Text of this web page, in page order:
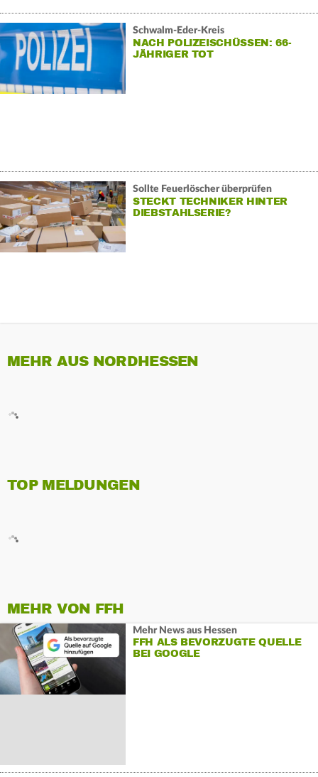
Schwalm-Eder-Kreis
NACH POLIZEISCHÜSSEN: 66-
JÄHRIGER TOT
Sollte Feuerlöscher überprüfen
STECKT TECHNIKER HINTER
DIEBSTAHLSERIE?
MEHR AUS NORDHESSEN
TOP MELDUNGEN
MEHR VON FFH
Mehr News aus Hessen
FFH ALS BEVORZUGTE QUELLE
BEI GOOGLE